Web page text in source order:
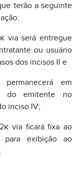
do emitente no
inciso IV;
via ficará fixa ao
para exibição ao
único.
de que trata
nas hipóteses
II a IV do
10, a emissão será